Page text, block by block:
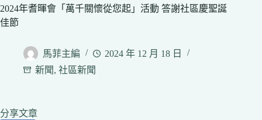
2024年耆暉會「萬千關懷從您起」活動 答謝社區慶聖誕
佳節
馬菲主編
2024 年 12 月 18 日
新聞, 社區新聞
分享文章